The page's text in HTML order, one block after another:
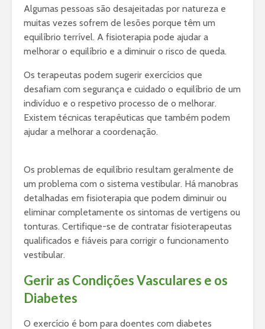
Algumas pessoas são desajeitadas por natureza e
muitas vezes sofrem de lesões porque têm um
equilíbrio terrível. A fisioterapia pode ajudar a
melhorar o equilíbrio e a diminuir o risco de queda.
Os terapeutas podem sugerir exercícios que
desafiam com segurança e cuidado o equilíbrio de um
indivíduo e o respetivo processo de o melhorar.
Existem técnicas terapêuticas que também podem
ajudar a melhorar a coordenação.
Os problemas de equilíbrio resultam geralmente de
um problema com o sistema vestibular. Há manobras
detalhadas em fisioterapia que podem diminuir ou
eliminar completamente os sintomas de vertigens ou
tonturas. Certifique-se de contratar fisioterapeutas
qualificados e fiáveis para corrigir o funcionamento
vestibular.
Gerir as Condições Vasculares e os
Diabetes
O exercício é bom para doentes com diabetes